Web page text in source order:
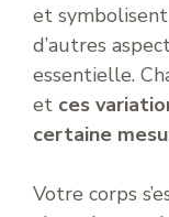
et
d’autres
essentielle.
et ces
certaine
Votre corps